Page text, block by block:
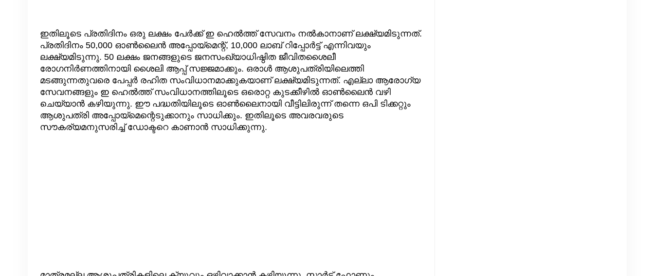
ഇതിലൂടെ പ്രതിദിനം ഒരു ലക്ഷം പേര്‍ക്ക് ഇ ഹെല്‍ത്ത് സേവനം നല്‍കാനാണ് ലക്ഷ്യമിടുന്നത്.
പ്രതിദിനം 50,000 ഓണ്‍ലൈന്‍ അപ്പോയ്‌മെന്റ്, 10,000 ലാബ് റിപ്പോര്‍ട്ട് എന്നിവയും
ലക്ഷ്യമിടുന്നു. 50 ലക്ഷം ജനങ്ങളുടെ ജനസംഖ്യാധിഷ്ഠിത ജീവിതശൈലീ
രോഗനിര്‍ണത്തിനായി ശൈലി ആപ്പ് സജ്ജമാക്കും. ഒരാള്‍ ആശുപത്രിയിലെത്തി
മടങ്ങുന്നതുവരെ പേപ്പര്‍ രഹിത സംവിധാനമാക്കുകയാണ് ലക്ഷ്യമിടുന്നത്. എല്ലാ ആരോഗ്യ
സേവനങ്ങളും ഇ ഹെല്‍ത്ത് സംവിധാനത്തിലൂടെ ഒരൊറ്റ കുടക്കീഴില്‍ ഓണ്‍ലൈന്‍ വഴി
ചെയ്യാന്‍ കഴിയുന്നു. ഈ പദ്ധതിയിലൂടെ ഓണ്‍ലൈനായി വീട്ടിലിരുന്ന് തന്നെ ഒപി ടിക്കറ്റും
ആശുപത്രി അപ്പോയ്‌മെന്റെടുക്കാനും സാധിക്കും. ഇതിലൂടെ അവരവരുടെ
സൗകര്യമനുസരിച്ച് ഡോക്ടറെ കാണാന്‍ സാധിക്കുന്നു.